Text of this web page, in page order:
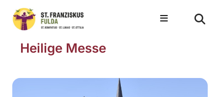
Heilige Messe